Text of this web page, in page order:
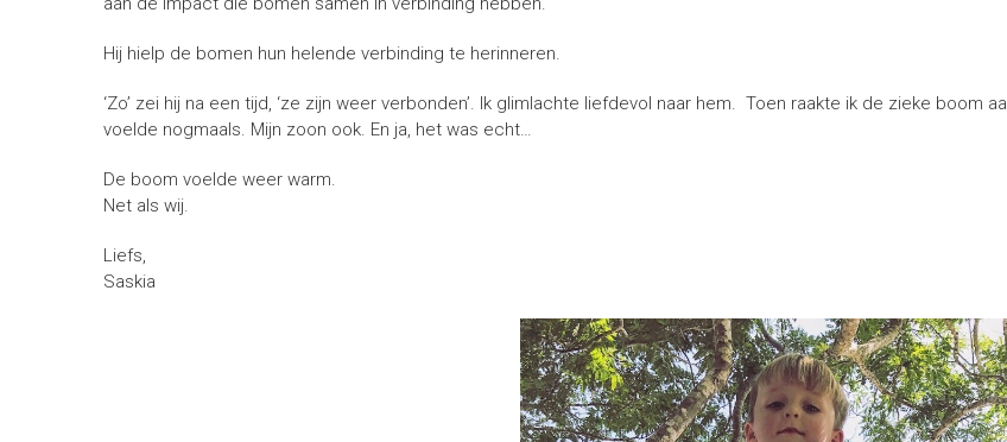
Hij hielp de bomen hun helende verbinding te herinneren.
‘Zo’ zei hij na een tijd, ‘ze zijn weer verbonden’. Ik glimlachte liefdevol naar hem. Toen raakte ik de zieke boom
voelde nogmaals. Mijn zoon ook. En ja, het was echt…
De boom voelde weer warm.
Net als wij.
Liefs,
Saskia